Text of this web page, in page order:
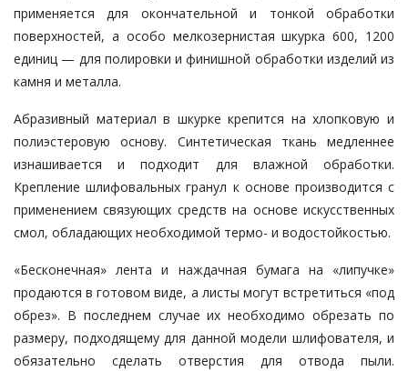
применяется для окончательной и тонкой обработки
поверхностей, а особо мелкозернистая шкурка 600, 1200
единиц — для полировки и финишной обработки изделий из
камня и металла.
Абразивный материал в шкурке крепится на хлопковую и
полиэстеровую основу. Синтетическая ткань медленнее
изнашивается и подходит для влажной обработки.
Крепление шлифовальных гранул к основе производится с
применением связующих средств на основе искусственных
смол, обладающих необходимой термо- и водостойкостью.
«Бесконечная» лента и наждачная бумага на «липучке»
продаются в готовом виде, а листы могут встретиться «под
обрез». В последнем случае их необходимо обрезать по
размеру, подходящему для данной модели шлифователя, и
обязательно сделать отверстия для отвода пыли.